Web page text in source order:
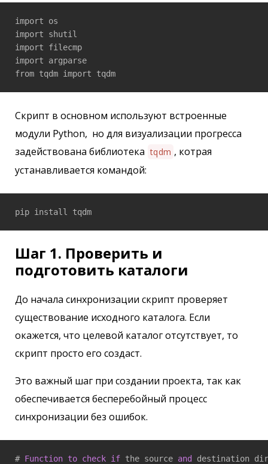
import os
import shutil
import filecmp
import argparse
from tqdm import tqdm
Скрипт в основном используют встроенные
модули Python, но для визуализации прогресса
задействована библиотека tqdm , котрая
устанавливается командой:
pip install tqdm
Шаг 1. Проверить и
подготовить каталоги
До начала синхронизации скрипт проверяет
существование исходного каталога. Если
окажется, что целевой каталог отсутствует, то
скрипт просто его создаст.
Это важный шаг при создании проекта, так как
обеспечивается бесперебойный процесс
синхронизации без ошибок.
# Function to check if the source and
destination